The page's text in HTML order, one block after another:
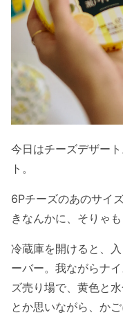
今日はチーズデザー
ト。
6Pチーズのあのサイ
きなんかに、そりゃ
冷蔵庫を開けると、
ーバー。我ながらナ
ズ売り場で、黄色と
とか思いながら、か